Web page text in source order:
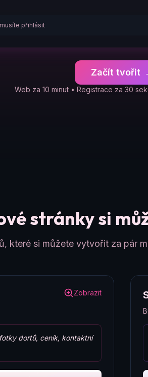
přihlásit
Začít tvořit
Web za 10 minut • Registrace za 30
stránky si
které si můžete vytvořit za pár
Zobrazit
dortů, ceník, kontaktní